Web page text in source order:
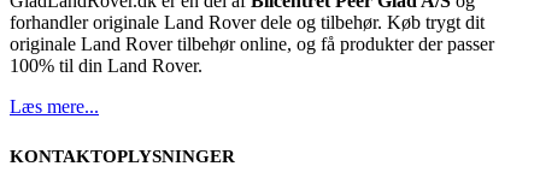
forhandler originale Land Rover dele og tilbehør. Køb trygt dit
originale Land Rover tilbehør online, og få produkter der passer
100% til din Land Rover.
Læs mere...
KONTAKTOPLYSNINGER